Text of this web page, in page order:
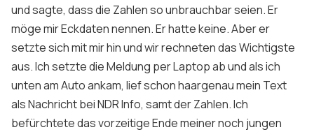
und sagte, dass die Zahlen so unbrauchbar seien. Er
möge mir Eckdaten nennen. Er hatte keine. Aber er
setzte sich mit mir hin und wir rechneten das Wichtigste
aus. Ich setzte die Meldung per Laptop ab und als ich
unten am Auto ankam, lief schon haargenau mein Text
als Nachricht bei NDR Info, samt der Zahlen. Ich
befürchtete das vorzeitige Ende meiner noch jungen